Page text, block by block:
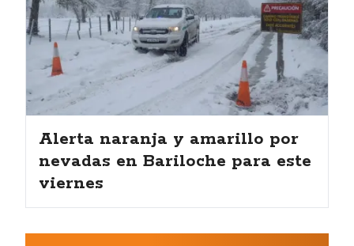
Alerta naranja y amarillo por
nevadas en Bariloche para este
viernes